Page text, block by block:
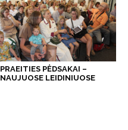
PRAEITIES PĖDSAKAI –
NAUJUOSE LEIDINIUOSE